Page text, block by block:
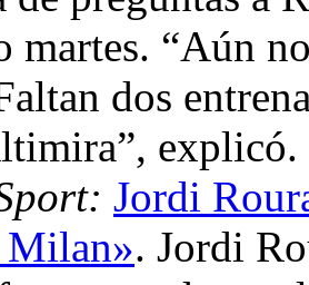
martes. “Aún
dos
Jordi
. Jordi